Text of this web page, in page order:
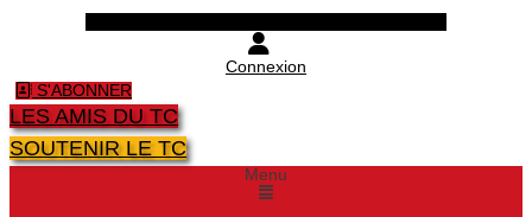
Connexion
S'ABONNER
LES AMIS DU TC
SOUTENIR LE TC
Menu